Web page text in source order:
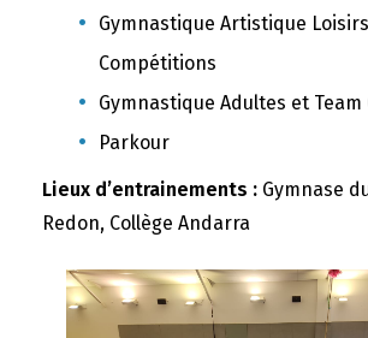
Gymnastique Artistique
Compétitions
Gymnastique Adultes et Team
Parkour
Lieux d’entrainements : Gymnase
Redon, Collège Andarra